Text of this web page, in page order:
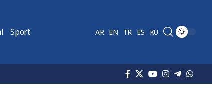
Sport AR EN TR ES KU